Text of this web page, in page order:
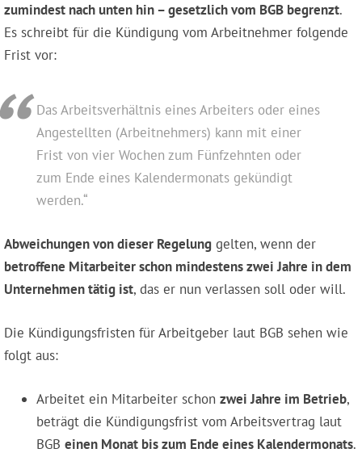
zumindest nach unten hin – gesetzlich vom BGB begrenzt.
Es schreibt für die Kündigung vom Arbeitnehmer folgende
Frist vor:
Das Arbeitsverhältnis eines Arbeiters oder eines
Angestellten (Arbeitnehmers) kann mit einer
Frist von vier Wochen zum Fünfzehnten oder
zum Ende eines Kalendermonats gekündigt
werden.“
Abweichungen von dieser Regelung gelten, wenn der
betroffene Mitarbeiter schon mindestens zwei Jahre in dem
Unternehmen tätig ist, das er nun verlassen soll oder will.
Die Kündigungsfristen für Arbeitgeber laut BGB sehen wie
folgt aus:
Arbeitet ein Mitarbeiter schon zwei Jahre im Betrieb,
beträgt die Kündigungsfrist vom Arbeitsvertrag laut
BGB einen Monat bis zum Ende eines Kalendermonats.